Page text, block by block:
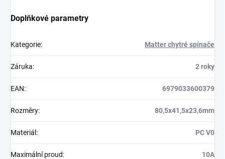
Doplňkové parametry
Kategorie: Matter chytré spínače
Záruka: 2 roky
EAN: 6979033600379
Rozměry: 80,5x41,5x23,6mm
Materiál: PC V0
Maximální proud: 10A